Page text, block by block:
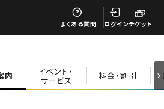
よくある質問 ログインチケット
内 イベント・
サービス 料金・割引
閉じる
閉じる